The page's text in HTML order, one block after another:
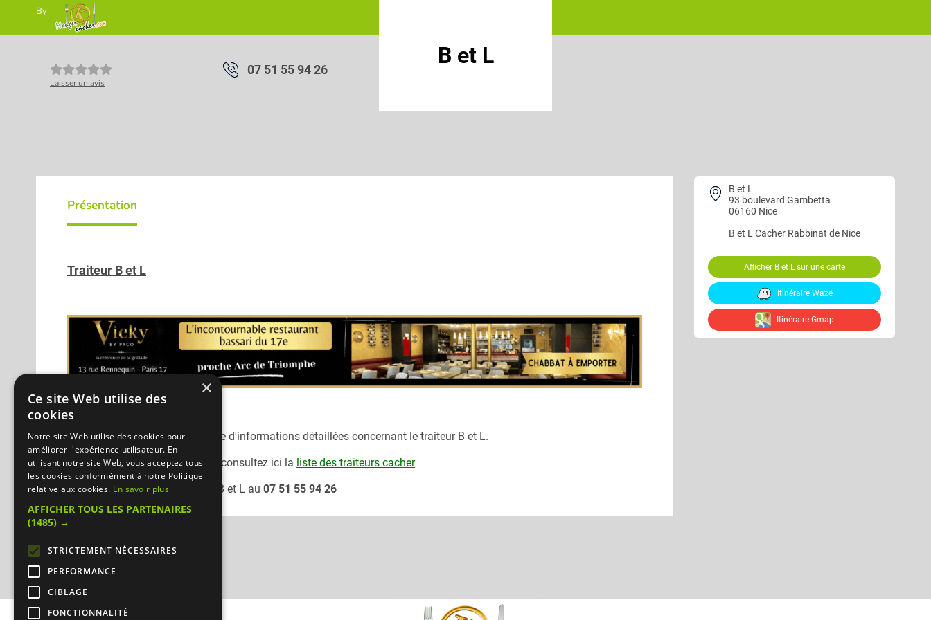
By
B et L
07 51 55 94 26
Laisser un avis
B et L
93 boulevard Gambetta
06160 Nice
B et L Cacher Rabbinat de Nice
Afficher B et L sur une carte
Itinéraire Waze
Itinéraire Gmap
Présentation
Traiteur B et L
Désolé, nous n'avons pas encore d'informations détaillées concernant le traiteur B et L.
Pour consulter un autre traiteur consultez ici la liste des traiteurs cacher
Vous pouvez joindre le traiteur
B et L au 07 51 55 94 26
×
Ce site Web utilise des
cookies
Notre site Web utilise des cookies pour
améliorer l'expérience utilisateur. En
utilisant notre site Web, vous acceptez tous
les cookies conformément à notre Politique
relative aux cookies. En savoir plus
AFFICHER TOUS LES PARTENAIRES
(1485) →
STRICTEMENT NÉCESSAIRES
PERFORMANCE
CIBLAGE
FONCTIONNALITÉ